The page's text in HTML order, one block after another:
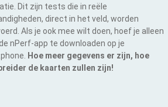
Dit zijn tests die in reële
direct in het veld, worden
Als je ook mee wilt doen, hoef je alleen
nPerf-app te downloaden op je
Hoe meer gegevens er zijn, hoe
de kaarten zullen zijn!